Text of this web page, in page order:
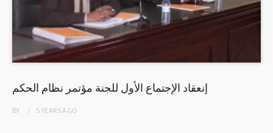
إنعقاد الإجتماع الأول للجنة مؤتمر نظام الحكم
BY 5 YEARSAGO